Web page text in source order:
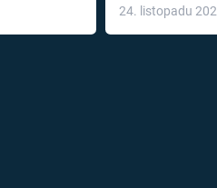
léky
24. listopadu